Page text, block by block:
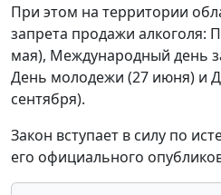
При этом на территории
запрета продажи алкоголя:
мая), Международный день
День молодежи (27 июня) и
сентября).
Закон вступает в силу по
его официального